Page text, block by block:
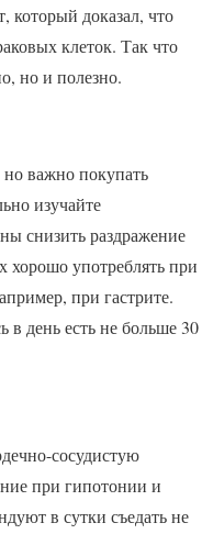
который доказал, что
клеток. Так что
но и полезно.
важно покупать
изучайте
снизить раздражение
хорошо употреблять при
при гастрите.
в день есть не больше 30
сосудистую
при гипотонии и
в сутки съедать не